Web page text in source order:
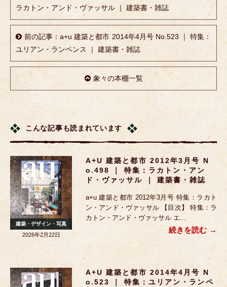
ラカトン・アンド・ヴァッサル ｜ 建築書・雑誌
前の記事：a+u 建築と都市 2014年4月号 No.523 ｜ 特集：
ユリアン・ランペンス ｜ 建築書・雑誌
象々の本棚一覧
こんな記事も読まれています
A+u 建築と都市 2012年3月号 N
O.498 ｜ 特集：ラカトン・アン
ド・ヴァッサル ｜ 建築書・雑誌
a+u 建築と都市 2012年3月号 特集：ラカト
ン・アンド・ヴァッサル 【目次】 特集：ラ
カトン・アンド・ヴァッサル エ...
続きを読む
建築・デザイン・写真
2026年2月22日
A+u 建築と都市 2014年4月号 N
O.523 ｜ 特集：ユリアン・ランペ